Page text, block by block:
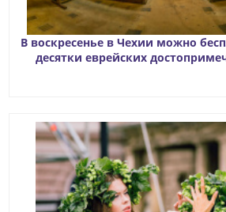
В воскресенье в Чехии можно
десятки еврейских